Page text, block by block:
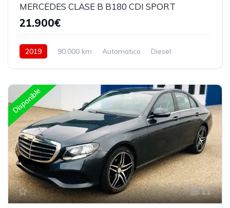
MERCEDES CLASE B B180 CDI SPORT
21.900€
2019 90,000 km Automatico
Diesel
Disponible
11